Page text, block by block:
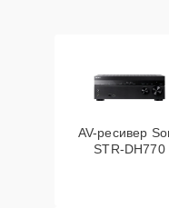
AV-ресивер
STR-DH770